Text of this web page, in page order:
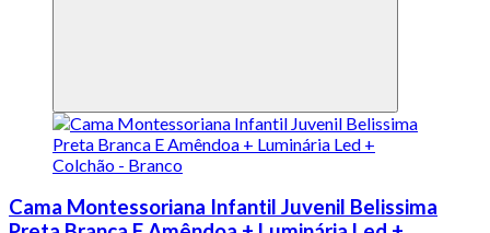
Cama Montessoriana Infantil Juvenil Belissima